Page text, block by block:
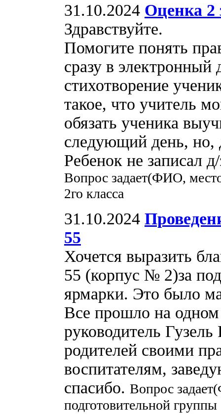
31.10.2024 Оценка 2
Здравствуйте.
Помогите понять
сразу в электронный
стихотворение
такое, что учитель
обязать ученика
следующий день, но,
Ребенок не записал
Вопрос задает(ФИО,
2го класса
31.10.2024
55
Хочется выразить
55 (корпус № 2)за
ярмарки. Это было
Все прошло на
руководитель
родителей своими
воспитателям,
спасибо. Вопрос
подготовительной группы